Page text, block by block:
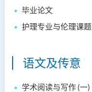
毕业论文
护理专业与伦理课题
语文及传意
学术阅读与写作 (一)